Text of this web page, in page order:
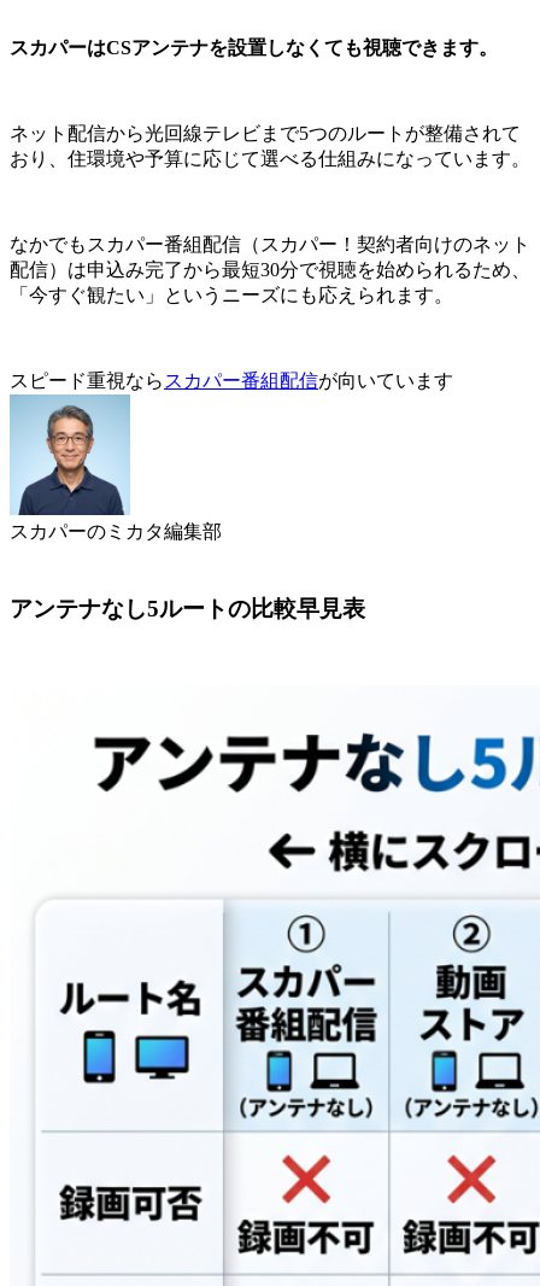
スカパーはCSアンテナを設置しなくても視聴できます。
ネット配信から光回線テレビまで5つのルートが整備されて
おり、住環境や予算に応じて選べる仕組みになっています。
なかでもスカパー番組配信（スカパー！契約者向けのネット
配信）は申込み完了から最短30分で視聴を始められるため、
「今すぐ観たい」というニーズにも応えられます。
スピード重視なら スカパー番組配信が向いています
スカパーのミカタ編集部
アンテナなし5ルートの比較早見表